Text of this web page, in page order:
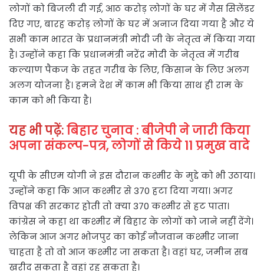
लोगों को बिजली दी गई, आठ करोड़ लोगों के घर में गैस सिलेंडर
दिए गए, बारह करोड़ लोगों के घर में अनाज दिया गया है और ये
सभी काम भारत के प्रधानमंत्री मोदी जी के नेतृत्व में किया गया
है। उन्होंने कहा कि प्रधानमंत्री नरेंद्र मोदी के नेतृत्व में गरीब
कल्याण पैकज के तहत गरीब के लिए, किसान के लिए अलग
अलग योजना है। हमने देश में काम भी किया साथ ही राम के
काम को भी किया है।
यह भी पढ़ें:बिहार चुनाव : बीजेपी ने जारी किया
अपना संकल्प-पत्र, लोगों से किये 11 प्रमुख वादे
यूपी के सीएम योगी ने इस दौरान कश्मीर के मुद्दे को भी उठाया।
उन्होंने कहा कि आज कश्मीर से 370 हटा दिया गया। अगर
विपक्ष की सरकार होती तो क्या 370 कश्मीर से हट पाता।
कांग्रेस ने कहा था कश्मीर में बिहार के लोगों को जाने नहीं देंगे।
लेकिन आज अगर भोजपुर का कोई नौजवान कश्मीर जाना
चाहता है तो वो आज कश्मीर जा सकता है। वहां घर, जमीन सब
खरीद सकता है वहां रह सकता है।